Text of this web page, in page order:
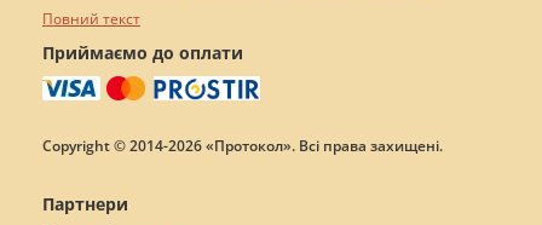
Повний текст
Приймаємо до оплати
Copyright © 2014-2026 «Протокол». Всі права захищені.
Партнери